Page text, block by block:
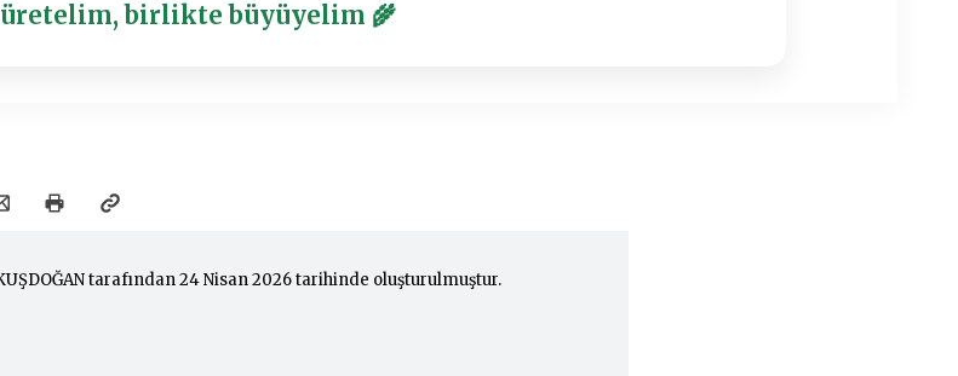
birlikte büyüyelim 🌾
tarafından 24 Nisan 2026 tarihinde oluşturulmuştur.